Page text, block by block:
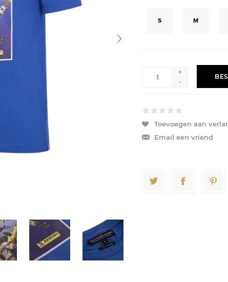
S M
+
-
Toevoegen aan
Email een vriend